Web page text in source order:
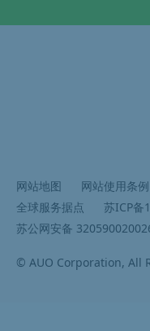
网站地图 网站使用条例
全球服务据点
苏ICP备
苏公网安备
© AUO Corporation, All